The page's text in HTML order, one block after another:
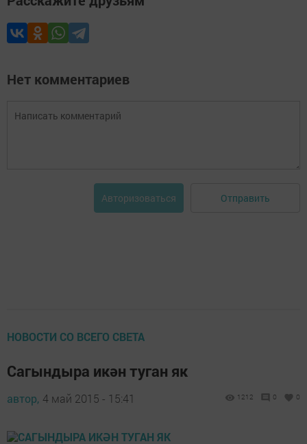
Нет комментариев
Авторизоваться Отправить
НОВОСТИ СО ВСЕГО СВЕТА
Сагындыра икән туган як
автор, 4 май 2015 - 15:41 1212 0 0